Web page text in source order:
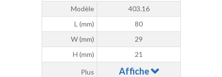
Modèle
403.16
L (mm)
80
W (mm)
29
H (mm)
21
Plus Affiche